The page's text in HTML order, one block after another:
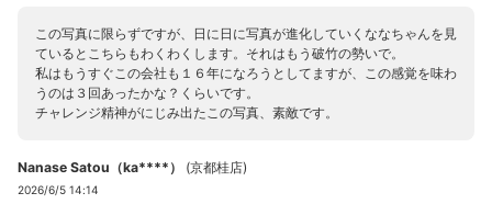
この写真に限らずですが、日に日に写真が進化していくななちゃんを見
ているとこちらもわくわくします。それはもう破竹の勢いで。
私はもうすぐこの会社も１６年になろうとしてますが、この感覚を味わ
うのは３回あったかな？くらいです。
チャレンジ精神がにじみ出たこの写真、素敵です。
Nanase Satou（ka****） (京都桂店)
2026/6/5 14:14